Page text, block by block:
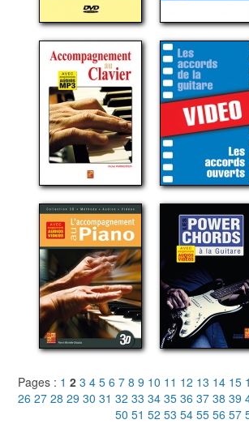
Pages : 1 2 3 4 5 6 7 8 9 10 11 12 13 14 15
26 27 28 29 30 31 32 33 34 35 36 37 38 39
50 51 52 53 54 55 56 57